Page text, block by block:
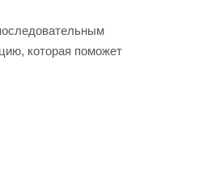
которая поможет